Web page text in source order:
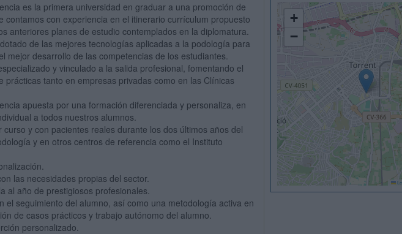
es la primera universidad en graduar a una promoción de
contamos con experiencia en el itinerario currículum propuesto
anteriores planes de estudio contemplados en la diplomatura.
de las mejores tecnologías aplicadas a la podología para
mejor desarrollo de las competencias de los estudiantes.
y vinculado a la salida profesional, fomentando el
prácticas tanto en empresas privadas como en las Clínicas
apuesta por una formación diferenciada y personaliza, en
a todos nuestros alumnos.
y con pacientes reales durante los dos últimos años del
y en otros centros de referencia como el Instituto
las necesidades propias del sector.
al año de prestigiosos profesionales.
el seguimiento del alumno, así como una metodología activa en
de casos prácticos y trabajo autónomo del alumno.
personalizado.
+
−